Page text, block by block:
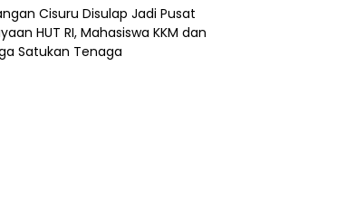
Cisuru Disulap Jadi Pusat
HUT RI, Mahasiswa KKM dan
Satukan Tenaga